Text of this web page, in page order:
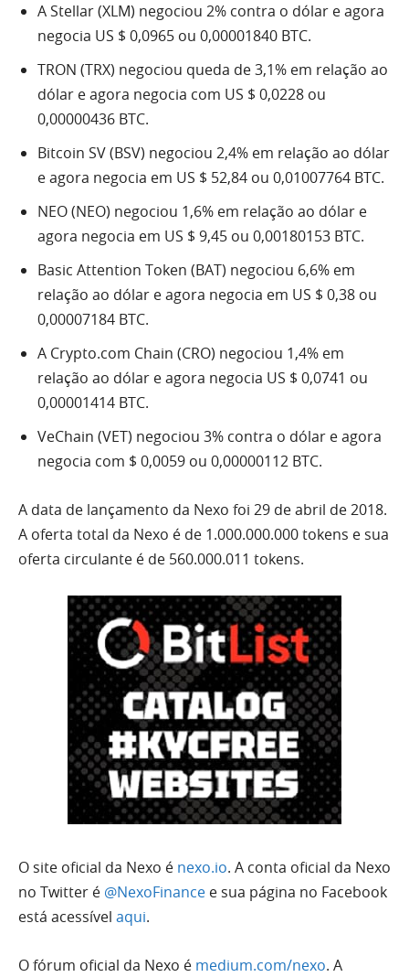
A Stellar (XLM) negociou 2% contra o dólar e agora
negocia US $ 0,0965 ou 0,00001840 BTC.
TRON (TRX) negociou queda de 3,1% em relação ao
dólar e agora negocia com US $ 0,0228 ou
0,00000436 BTC.
Bitcoin SV (BSV) negociou 2,4% em relação ao dólar
e agora negocia em US $ 52,84 ou 0,01007764 BTC.
NEO (NEO) negociou 1,6% em relação ao dólar e
agora negocia em US $ 9,45 ou 0,00180153 BTC.
Basic Attention Token (BAT) negociou 6,6% em
relação ao dólar e agora negocia em US $ 0,38 ou
0,00007184 BTC.
A Crypto.com Chain (CRO) negociou 1,4% em
relação ao dólar e agora negocia US $ 0,0741 ou
0,00001414 BTC.
VeChain (VET) negociou 3% contra o dólar e agora
negocia com $ 0,0059 ou 0,00000112 BTC.
A data de lançamento da Nexo foi 29 de abril de 2018.
A oferta total da Nexo é de 1.000.000.000 tokens e sua
oferta circulante é de 560.000.011 tokens.
O site oficial da Nexo é nexo.io. A conta oficial da Nexo
no Twitter é @NexoFinance e sua página no Facebook
está acessível aqui.
O fórum oficial da Nexo é medium.com/nexo. A